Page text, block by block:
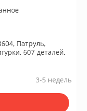
Патруль,
607 деталей,
3-5 недель